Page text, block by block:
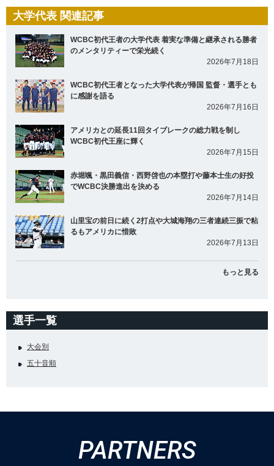
大学代表 関連記事
WCBC初代王者の大学代表 着実な準備と継承される勝者
のメンタリティーで栄光続く
2026年7月18日
WCBC初代王者となった大学代表が帰国 監督・選手とも
に感謝を語る
2026年7月16日
アメリカとの延長11回タイブレークの総力戦を制し
WCBC初代王座に輝く
2026年7月15日
赤堀颯・黒田義信・西野啓也の本塁打や藤本士生の好投
でWCBC決勝進出を決める
2026年7月14日
山里宝の前日に続く2打点や大城海翔の三者連続三振で粘
るもアメリカに惜敗
2026年7月13日
もっと見る
選手一覧
大会別
五十音順
PARTNERS